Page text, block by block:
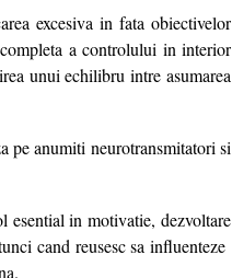
excesiva in fata obiectivelor
a controlului in interior
unui echilibru intre asumarea
pe anumiti neurotransmitatori si
esential in motivatie, dezvoltare
cand reusesc sa influenteze